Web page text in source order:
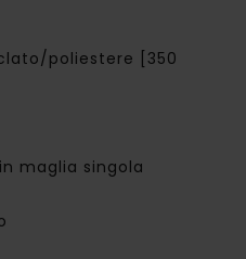
poliestere [350
maglia singola